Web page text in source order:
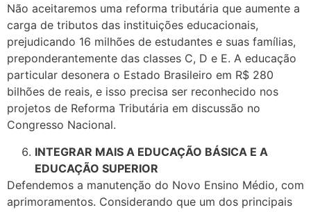
Não aceitaremos uma reforma tributária que aumente a
carga de tributos das instituições educacionais,
prejudicando 16 milhões de estudantes e suas famílias,
preponderantemente das classes C, D e E. A educação
particular desonera o Estado Brasileiro em R$ 280
bilhões de reais, e isso precisa ser reconhecido nos
projetos de Reforma Tributária em discussão no
Congresso Nacional.
INTEGRAR MAIS A EDUCAÇÃO BÁSICA E A
EDUCAÇÃO SUPERIOR
Defendemos a manutenção do Novo Ensino Médio, com
aprimoramentos. Considerando que um dos principais